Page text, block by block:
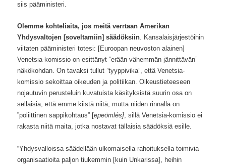
siis pääministeri.
Olemme kohteliaita, jos meitä verrtaan Amerikan
Yhdysvaltojen [soveltamiin] säädöksiin. Kansalaisjärjestöihin
viitaten pääministeri totesi: [Euroopan neuvoston alainen]
Venetsia-komissio on esittänyt ”erään vähemmän jännittävän”
näkökohdan. On tavaksi tullut ”tyyppivika”, että Venetsia-
komissio sekoittaa oikeuden ja politiikan. Oikeustieteeseen
nojautuvin perusteluin kuvatuista käsityksistä suurin osa on
sellaisia, että emme kiistä niitä, mutta niiden rinnalla on
”poliittinen sappikohtaus” [epeömlés], sillä Venetsia-komissio ei
rakasta niitä maita, jotka nostavat tällaisia säädöksiä esille.
”Yhdysvalloissa säädellään ulkomaisella rahoituksella toimivia
organisaatioita paljon tiukemmin [kuin Unkarissa], heihin